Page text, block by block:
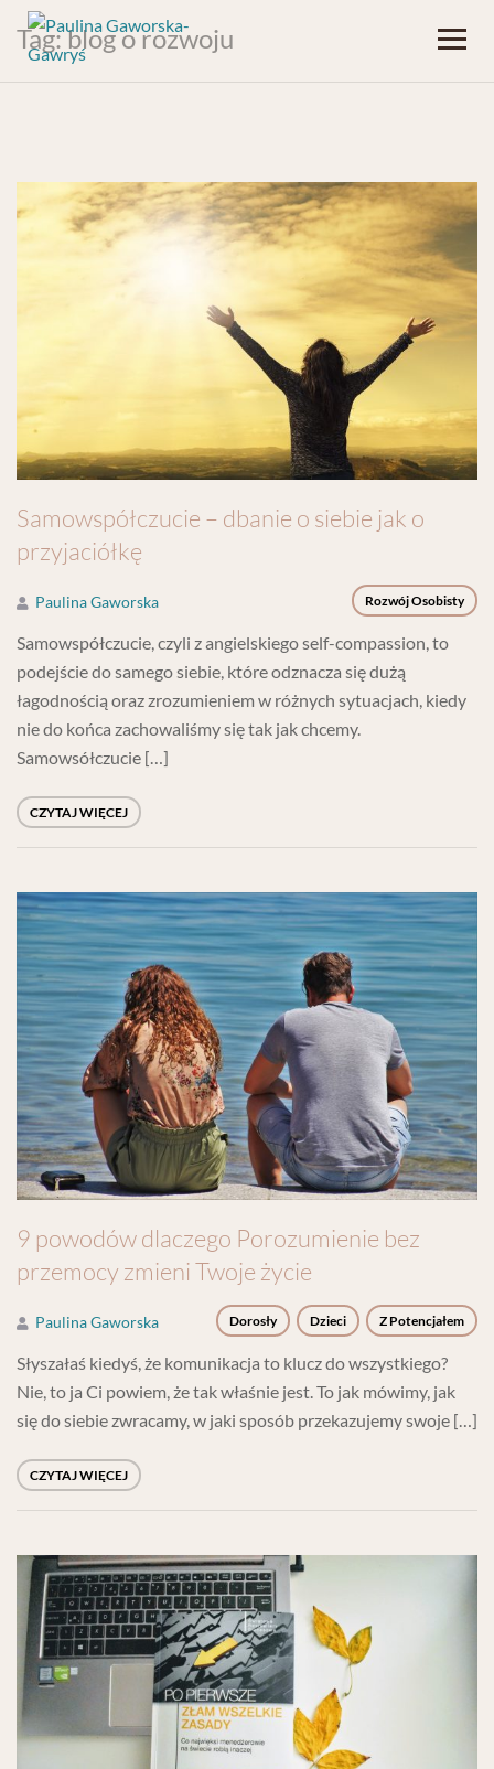
Tag:blog o rozwoju
Samowspółczucie – dbanie o siebie jak o
przyjaciółkę
Rozwój Osobisty
Paulina Gaworska
Samowspółczucie, czyli z angielskiego self-compassion, to
podejście do samego siebie, które odznacza się dużą
łagodnością oraz zrozumieniem w różnych sytuacjach, kiedy
nie do końca zachowaliśmy się tak jak chcemy.
Samowsółczucie […]
CZYTAJ WIĘCEJ
9 powodów dlaczego Porozumienie bez
przemocy zmieni Twoje życie
Dorosły Dzieci Z Potencjałem
Paulina Gaworska
Słyszałaś kiedyś, że komunikacja to klucz do wszystkiego?
Nie, to ja Ci powiem, że tak właśnie jest. To jak mówimy, jak
się do siebie zwracamy, w jaki sposób przekazujemy swoje […]
CZYTAJ WIĘCEJ